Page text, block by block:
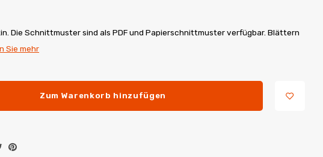
Die Schnittmuster sind als PDF und Papierschnittmuster verfügbar. Blättern
Sie mehr
Zum Warenkorb hinzufügen